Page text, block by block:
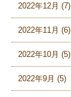
2022年12月 (7)
2022年11月 (6)
2022年10月 (5)
2022年9月 (5)